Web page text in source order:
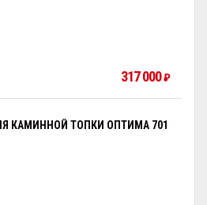
317 000₽
КАМИННОЙ ТОПКИ ОПТИМА 701